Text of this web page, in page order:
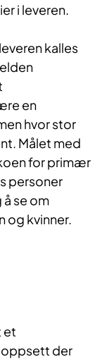
i leveren.
kalles
en
hvor stor
Målet med
for primær
personer
se om
og kvinner.
et
der